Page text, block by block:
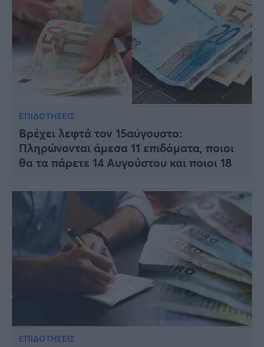
ΕΠΙΔΟΤΗΣΕΙΣ
Βρέχει λεφτά τον 15αύγουστο:
Πληρώνονται άμεσα 11 επιδόματα, πoιoι
θα τα πάρετε 14 Αυγούστου και πoιoι 18
ΕΠΙΔΟΤΗΣΕΙΣ